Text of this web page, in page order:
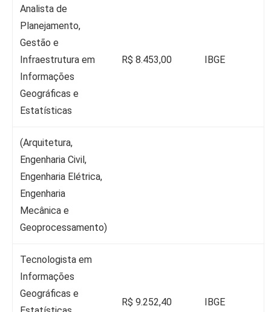
Analista de
Planejamento,
Gestão e
Infraestrutura em
Informações
Geográficas e
Estatísticas
R$ 8.453,00 IBGE
(Arquitetura,
Engenharia Civil,
Engenharia Elétrica,
Engenharia
Mecânica e
Geoprocessamento)
Tecnologista em
Informações
Geográficas e
R$ 9.252,40 IBGE